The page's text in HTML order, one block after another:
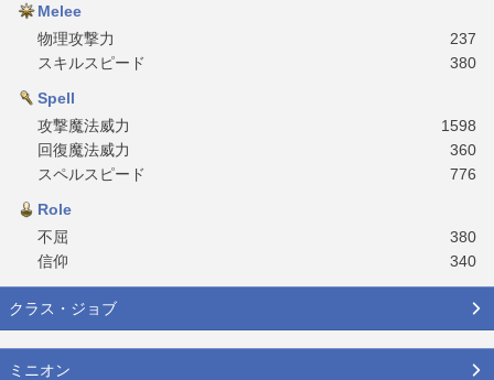
Melee
物理攻撃力
237
スキルスピード
380
Spell
攻撃魔法威力
1598
回復魔法威力
360
スペルスピード
776
Role
不屈
380
信仰
340
クラス・ジョブ
ミニオン